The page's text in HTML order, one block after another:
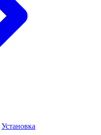
Установка